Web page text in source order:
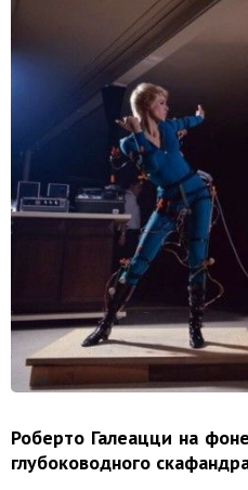
Роберто Галеацци на
глубоководного